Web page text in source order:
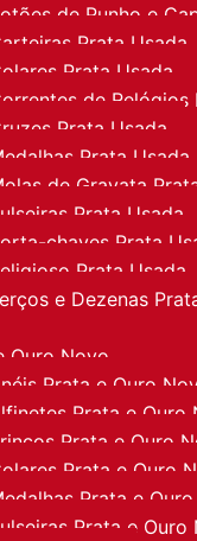
de Punho e
Prata Usada
Prata Usada
de Relógios
Prata Usada
Prata Usada
de Gravata
Prata Usada
chaves Prata
Prata Usada
e Dezenas
Ouro Novo
Prata e Ouro
Prata e Ouro
Prata e Ouro
Prata e Ouro
Prata e
Prata e Ouro